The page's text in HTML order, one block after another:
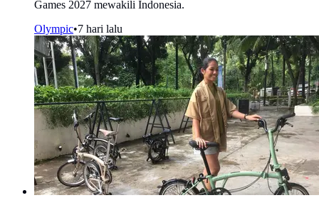
Games 2027 mewakili Indonesia.
Olympic•7 hari lalu